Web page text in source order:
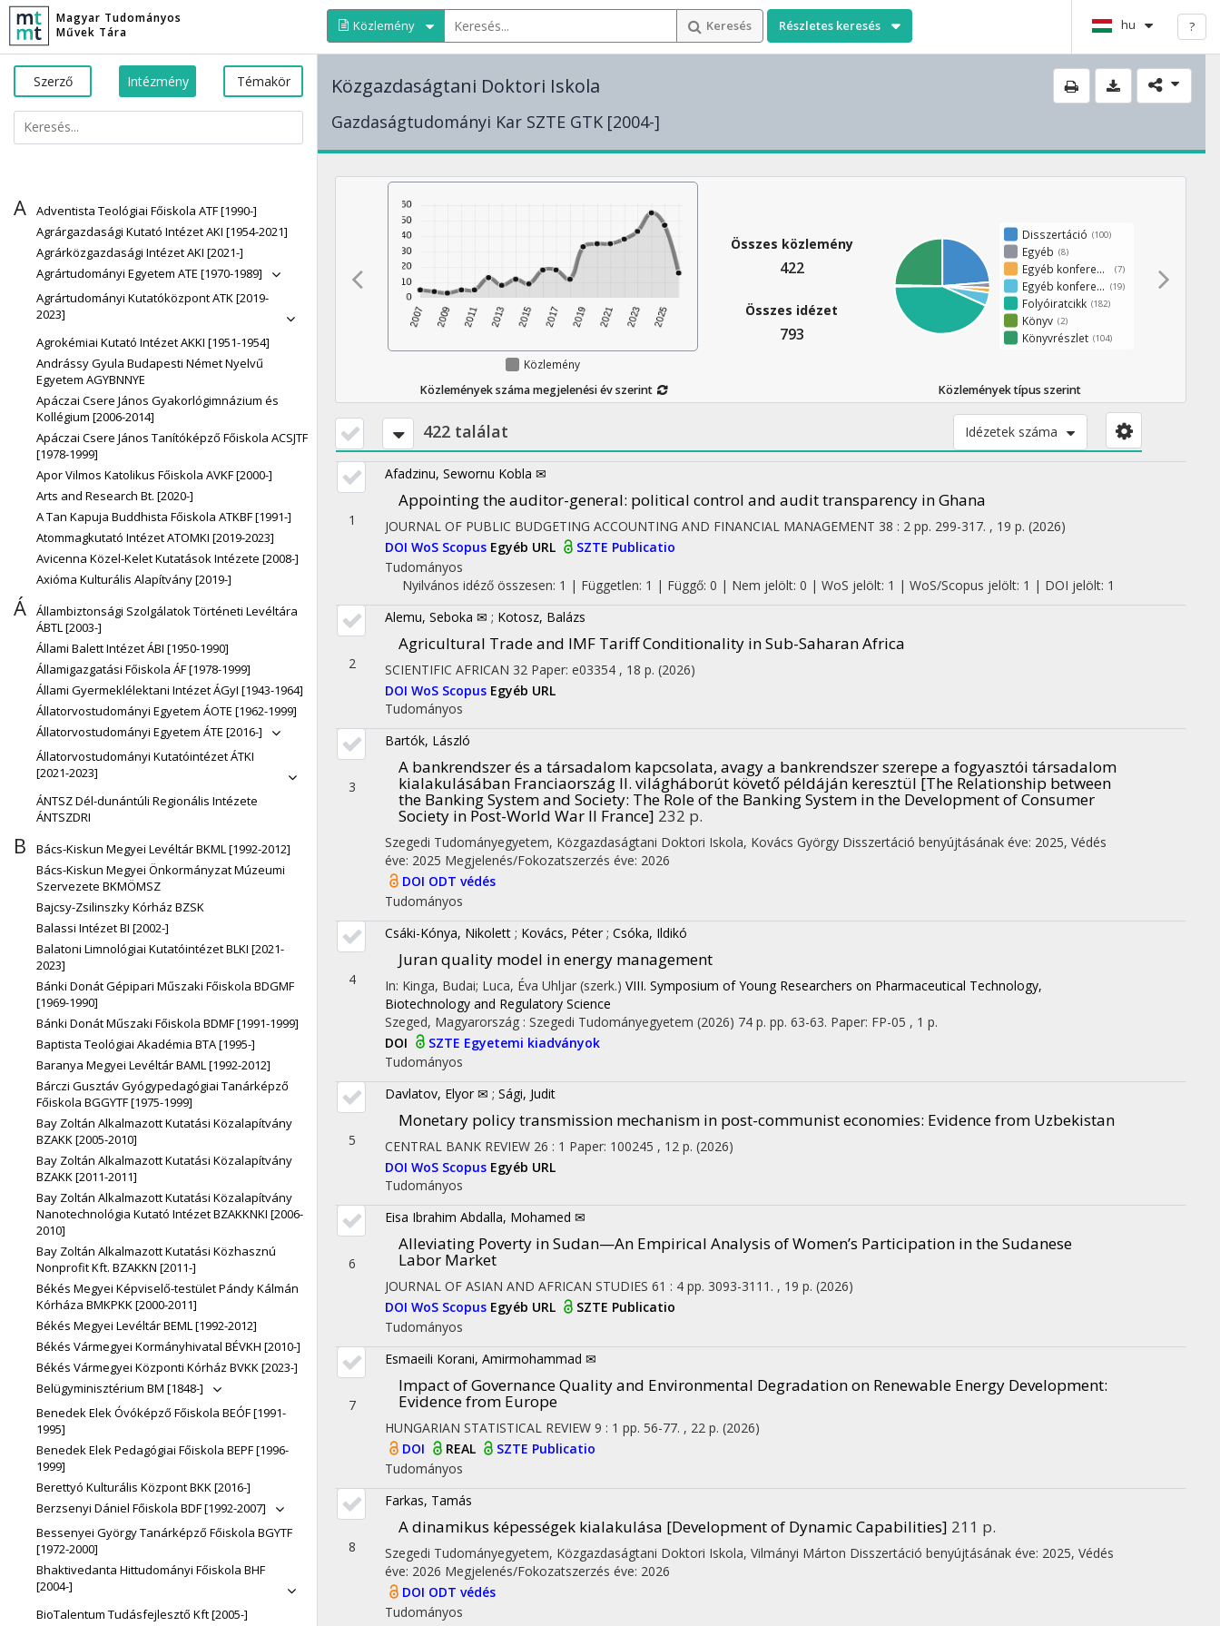
Magyar Tudományos
Művek Tára
Közlemény Keresés Részletes keresés hu ?
Szerző Intézmény Témakör
A
Adventista Teológiai Főiskola ATF [1990-]
Agrárgazdasági Kutató Intézet AKI [1954-2021]
Agrárközgazdasági Intézet AKI [2021-]
Agrártudományi Egyetem ATE [1970-1989]
Agrártudományi Kutatóközpont ATK [2019-
2023]
Agrokémiai Kutató Intézet AKKI [1951-1954]
Andrássy Gyula Budapesti Német Nyelvű
Egyetem AGYBNNYE
Apáczai Csere János Gyakorlógimnázium és
Kollégium [2006-2014]
Apáczai Csere János Tanítóképző Főiskola ACSJTF
[1978-1999]
Apor Vilmos Katolikus Főiskola AVKF [2000-]
Arts and Research Bt. [2020-]
A Tan Kapuja Buddhista Főiskola ATKBF [1991-]
Atommagkutató Intézet ATOMKI [2019-2023]
Avicenna Közel-Kelet Kutatások Intézete [2008-]
Axióma Kulturális Alapítvány [2019-]
Á
Állambiztonsági Szolgálatok Történeti Levéltára
ÁBTL [2003-]
Állami Balett Intézet ÁBI [1950-1990]
Államigazgatási Főiskola ÁF [1978-1999]
Állami Gyermeklélektani Intézet ÁGyI [1943-1964]
Állatorvostudományi Egyetem ÁOTE [1962-1999]
Állatorvostudományi Egyetem ÁTE [2016-]
Állatorvostudományi Kutatóintézet ÁTKI
[2021-2023]
ÁNTSZ Dél-dunántúli Regionális Intézete
ÁNTSZDRI
B
Bács-Kiskun Megyei Levéltár BKML [1992-2012]
Bács-Kiskun Megyei Önkormányzat Múzeumi
Szervezete BKMÖMSZ
Bajcsy-Zsilinszky Kórház BZSK
Balassi Intézet BI [2002-]
Balatoni Limnológiai Kutatóintézet BLKI [2021-
2023]
Bánki Donát Gépipari Műszaki Főiskola BDGMF
[1969-1990]
Bánki Donát Műszaki Főiskola BDMF [1991-1999]
Baptista Teológiai Akadémia BTA [1995-]
Baranya Megyei Levéltár BAML [1992-2012]
Bárczi Gusztáv Gyógypedagógiai Tanárképző
Főiskola BGGYTF [1975-1999]
Bay Zoltán Alkalmazott Kutatási Közalapítvány
BZAKK [2005-2010]
Bay Zoltán Alkalmazott Kutatási Közalapítvány
BZAKK [2011-2011]
Bay Zoltán Alkalmazott Kutatási Közalapítvány
Nanotechnológia Kutató Intézet BZAKKNKI [2006-
2010]
Bay Zoltán Alkalmazott Kutatási Közhasznú
Nonprofit Kft. BZAKKN [2011-]
Békés Megyei Képviselő-testület Pándy Kálmán
Kórháza BMKPKK [2000-2011]
Békés Megyei Levéltár BEML [1992-2012]
Békés Vármegyei Kormányhivatal BÉVKH [2010-]
Békés Vármegyei Központi Kórház BVKK [2023-]
Belügyminisztérium BM [1848-]
Benedek Elek Óvóképző Főiskola BEÓF [1991-
1995]
Benedek Elek Pedagógiai Főiskola BEPF [1996-
1999]
Berettyó Kulturális Központ BKK [2016-]
Berzsenyi Dániel Főiskola BDF [1992-2007]
Bessenyei György Tanárképző Főiskola BGYTF
[1972-2000]
Bhaktivedanta Hittudományi Főiskola BHF
[2004-]
BioTalentum Tudásfejlesztő Kft [2005-]
Közgazdaságtani Doktori Iskola
Gazdaságtudományi Kar SZTE GTK [2004-]
Közlemény
Közlemények száma megjelenési év szerint
Összes közlemény
422
Összes idézet
793
Disszertáció (100)
Egyéb (8)
(7)
(19)
Folyóiratcikk (182)
Könyv (2)
Könyvrészlet (104)
Közlemények típus szerint
422 találat Idézetek száma
1
Afadzinu, Sewornu Kobla ✉
Appointing the auditor-general: political control and audit transparency in Ghana
JOURNAL OF PUBLIC BUDGETING ACCOUNTING AND FINANCIAL MANAGEMENT 38 : 2 pp. 299-317. , 19 p. (2026)
DOI WoS Scopus Egyéb URL
SZTE Publicatio
Tudományos
Nyilvános idéző összesen: 1 | Független: 1 | Függő: 0 | Nem jelölt: 0 | WoS jelölt: 1 | WoS/Scopus jelölt: 1 | DOI jelölt: 1
2
Alemu, Seboka ✉ ; Kotosz, Balázs
Agricultural Trade and IMF Tariff Conditionality in Sub-Saharan Africa
SCIENTIFIC AFRICAN 32 Paper: e03354 , 18 p. (2026)
DOI WoS Scopus Egyéb URL
Tudományos
3
Bartók, László
A bankrendszer és a társadalom kapcsolata, avagy a bankrendszer szerepe a fogyasztói társadalom
kialakulásában Franciaország II. világháborút követő példáján keresztül [The Relationship between
the Banking System and Society: The Role of the Banking System in the Development of Consumer
Society in Post-World War II France] 232 p.
Szegedi Tudományegyetem, Közgazdaságtani Doktori Iskola, Kovács György Disszertáció benyújtásának éve: 2025, Védés
éve: 2025 Megjelenés/Fokozatszerzés éve: 2026
DOI ODT védés
Tudományos
4
Csáki-Kónya, Nikolett ; Kovács, Péter ; Csóka, Ildikó
Juran quality model in energy management
In: Kinga, Budai; Luca, Éva Uhljar (szerk.) VIII. Symposium of Young Researchers on Pharmaceutical Technology,
Biotechnology and Regulatory Science
Szeged, Magyarország : Szegedi Tudományegyetem (2026) 74 p. pp. 63-63. Paper: FP-05 , 1 p.
DOI
SZTE Egyetemi kiadványok
Tudományos
5
Davlatov, Elyor ✉ ; Sági, Judit
Monetary policy transmission mechanism in post-communist economies: Evidence from Uzbekistan
CENTRAL BANK REVIEW 26 : 1 Paper: 100245 , 12 p. (2026)
DOI WoS Scopus Egyéb URL
Tudományos
6
Eisa Ibrahim Abdalla, Mohamed ✉
Alleviating Poverty in Sudan—An Empirical Analysis of Women’s Participation in the Sudanese
Labor Market
JOURNAL OF ASIAN AND AFRICAN STUDIES 61 : 4 pp. 3093-3111. , 19 p. (2026)
DOI WoS Scopus Egyéb URL
SZTE Publicatio
Tudományos
7
Esmaeili Korani, Amirmohammad ✉
Impact of Governance Quality and Environmental Degradation on Renewable Energy Development:
Evidence from Europe
HUNGARIAN STATISTICAL REVIEW 9 : 1 pp. 56-77. , 22 p. (2026)
DOI
REAL
SZTE Publicatio
Tudományos
8
Farkas, Tamás
A dinamikus képességek kialakulása [Development of Dynamic Capabilities] 211 p.
Szegedi Tudományegyetem, Közgazdaságtani Doktori Iskola, Vilmányi Márton Disszertáció benyújtásának éve: 2025, Védés
éve: 2026 Megjelenés/Fokozatszerzés éve: 2026
DOI ODT védés
Tudományos